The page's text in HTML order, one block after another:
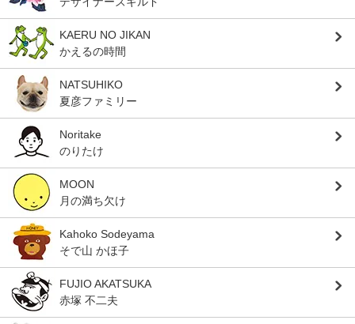
KAERU NO JIKAN
かえるの時間
NATSUHIKO
夏彦ファミリー
Noritake
のりたけ
MOON
月の満ち欠け
Kahoko Sodeyama
そで山 かほ子
FUJIO AKATSUKA
赤塚 不二夫